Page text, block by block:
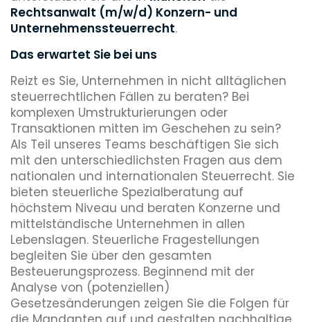
Rechtsanwalt (m/w/d) Konzern- und
Unternehmenssteuerrecht.
Das erwartet Sie bei uns
Reizt es Sie, Unternehmen in nicht alltäglichen
steuerrechtlichen Fällen zu beraten? Bei
komplexen Umstrukturierungen oder
Transaktionen mitten im Geschehen zu sein?
Als Teil unseres Teams beschäftigen Sie sich
mit den unterschiedlichsten Fragen aus dem
nationalen und internationalen Steuerrecht. Sie
bieten steuerliche Spezialberatung auf
höchstem Niveau und beraten Konzerne und
mittelständische Unternehmen in allen
Lebenslagen. Steuerliche Fragestellungen
begleiten Sie über den gesamten
Besteuerungsprozess. Beginnend mit der
Analyse von (potenziellen)
Gesetzesänderungen zeigen Sie die Folgen für